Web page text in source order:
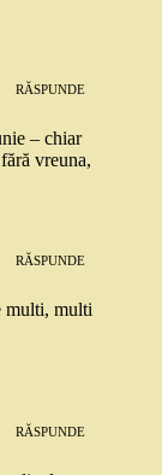
RĂSPUNDE
– chiar
vreuna,
RĂSPUNDE
multi, multi
RĂSPUNDE